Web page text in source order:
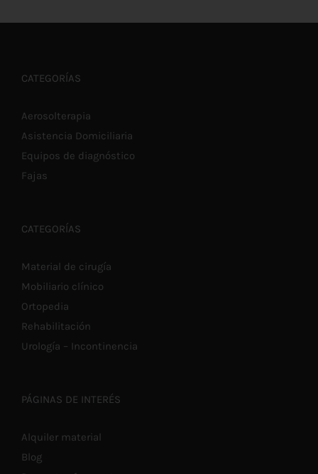
CATEGORÍAS
Aerosolterapia
Asistencia Domiciliaria
Equipos de diagnóstico
Fajas
CATEGORÍAS
Material de cirugía
Mobiliario clínico
Ortopedia
Rehabilitación
Urología – Incontinencia
PÁGINAS DE INTERÉS
Alquiler material
Blog